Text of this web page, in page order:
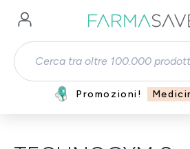
Passa al contenuto principale
Promozioni!